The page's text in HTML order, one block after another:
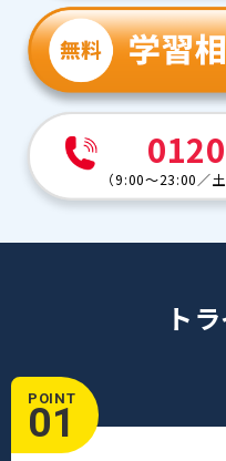
（9:00～23:00 ／
ト
POINT
01